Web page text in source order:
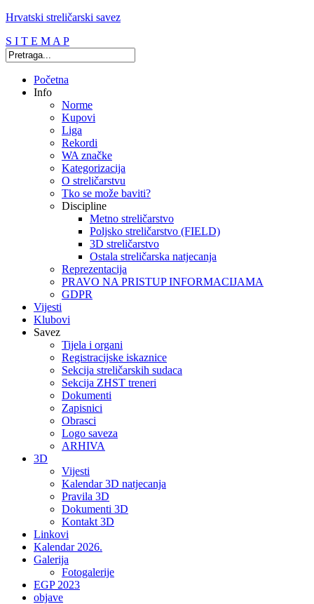
Hrvatski streličarski savez
S I T E M A P
Početna
Info
Norme
Kupovi
Liga
Rekordi
WA značke
Kategorizacija
O streličarstvu
Tko se može baviti?
Discipline
Metno streličarstvo
Poljsko streličarstvo (FIELD)
3D streličarstvo
Ostala streličarska natjecanja
Reprezentacija
PRAVO NA PRISTUP INFORMACIJAMA
GDPR
Vijesti
Klubovi
Savez
Tijela i organi
Registracijske iskaznice
Sekcija streličarskih sudaca
Sekcija ZHST treneri
Dokumenti
Zapisnici
Obrasci
Logo saveza
ARHIVA
3D
Vijesti
Kalendar 3D natjecanja
Pravila 3D
Dokumenti 3D
Kontakt 3D
Linkovi
Kalendar 2026.
Galerija
Fotogalerije
EGP 2023
objave